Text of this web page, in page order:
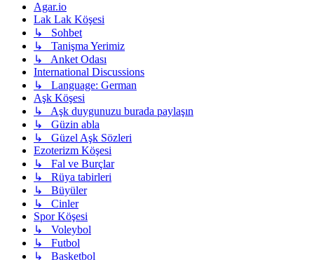
Agar.io
Lak Lak Köşesi
↳ Sohbet
↳ Tanişma Yerimiz
↳ Anket Odası
International Discussions
↳ Language: German
Aşk Köşesi
↳ Aşk duygunuzu burada paylaşın
↳ Güzin abla
↳ Güzel Aşk Sözleri
Ezoterizm Köşesi
↳ Fal ve Burçlar
↳ Rüya tabirleri
↳ Büyüler
↳ Cinler
Spor Köşesi
↳ Voleybol
↳ Futbol
↳ Basketbol